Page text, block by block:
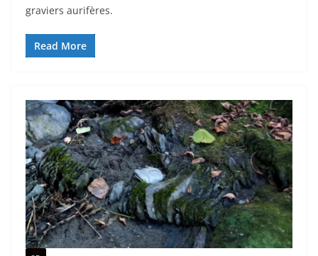
graviers aurifères.
Read More